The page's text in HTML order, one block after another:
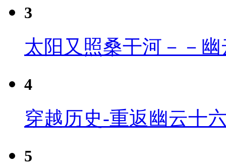
3
太阳又照桑干河－－
4
穿越历史-重返幽云十
5